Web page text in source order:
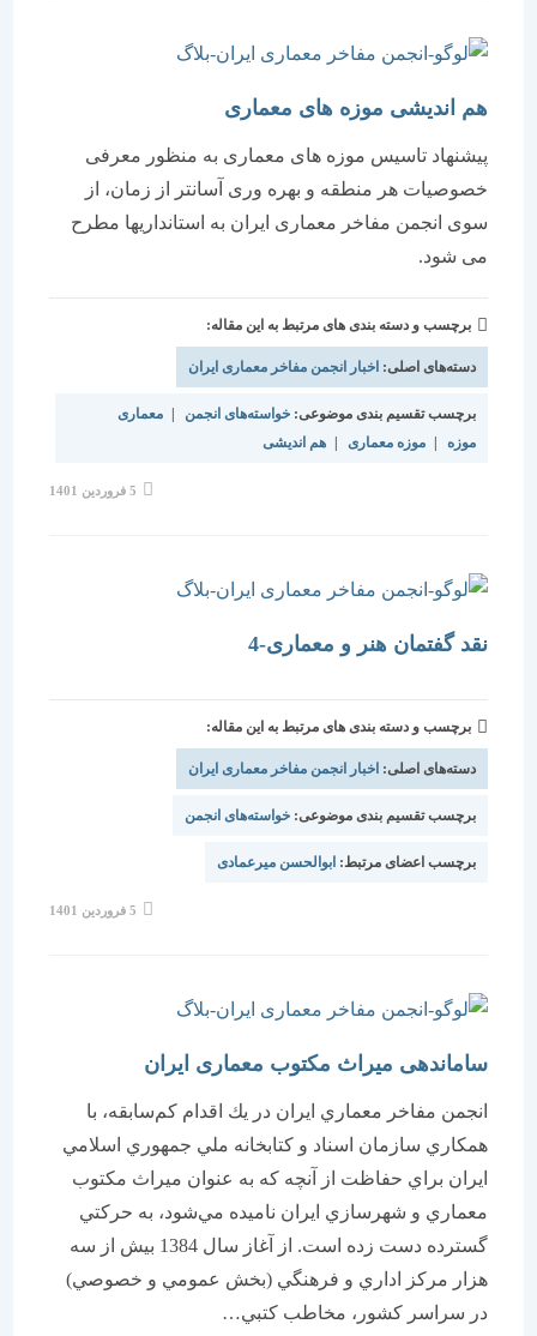
هم اندیشی موزه های معماری
پیشنهاد تاسیس موزه های معماری به منظور معرفی
خصوصیات هر منطقه و بهره وری آسانتر از زمان، از
سوی انجمن مفاخر معماری ایران به استانداریها مطرح
می شود.
برچسب و دسته بندی های مرتبط به این مقاله:
دسته‌های اصلی:اخبار انجمن مفاخر معماری ایران
برچسب تقسیم بندی موضوعی:خواسته‌های انجمن | معماری
موزه معماری | هم اندیشی
نقد گفتمان هنر و معماری-4
برچسب و دسته بندی های مرتبط به این مقاله:
دسته‌های اصلی:اخبار انجمن مفاخر معماری ایران
برچسب تقسیم بندی موضوعی:خواسته‌های انجمن
برچسب اعضای مرتبط: ابوالحسن میرعمادی
ساماندهی ميراث مكتوب معماری ایران
انجمن مفاخر معماري ايران در يك اقدام كم‌سابقه، با
همكاري سازمان اسناد و كتابخانه ملي جمهوري اسلامي
ايران براي حفاظت از آنچه كه به عنوان ميراث مكتوب
معماري و شهرسازي ايران ناميده مي‌شود، به حركتي
گسترده دست زده است. از آغاز سال 1384 بيش از سه
هزار مركز اداري و فرهنگي (بخش عمومي و خصوصي)
در سراسر كشور، مخاطب كتبي…